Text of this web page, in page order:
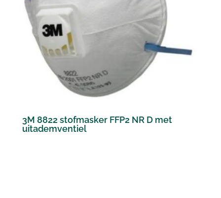
3M 8822 stofmasker FFP2 NR D met
uitademventiel